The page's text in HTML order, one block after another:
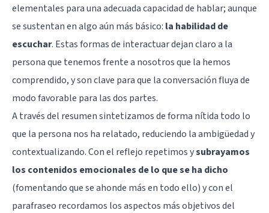
elementales para una adecuada capacidad de hablar; aunque
se sustentan en algo aún más básico: la habilidad de
escuchar. Estas formas de interactuar dejan claro a la
persona que tenemos frente a nosotros que la hemos
comprendido, y son clave para que la conversación fluya de
modo favorable para las dos partes.
A través del resumen sintetizamos de forma nítida todo lo
que la persona nos ha relatado, reduciendo la ambigüedad y
contextualizando. Con el reflejo repetimos ysubrayamos
los contenidos emocionales de lo que se ha dicho
(fomentando que se ahonde más en todo ello) y con el
parafraseo recordamos los aspectos más objetivos del